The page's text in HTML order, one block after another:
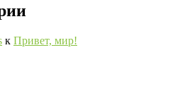
к Привет, мир!